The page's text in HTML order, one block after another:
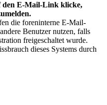
den E-Mail-Link klicke,
die foreninterne E-Mail-
Benutzer nutzen, falls
freigeschaltet wurde.
dieses Systems durch